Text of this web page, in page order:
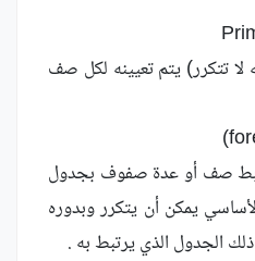
تتكرر) يتم تعيينه لكل صف
صف أو عدة صفوف بجدول
يمكن أن يتكرر وبدوره
الجدول الذي يرتبط به .